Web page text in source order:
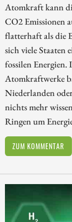
Atomkraft kann
CO2 Emissionen
flatterhaft als die
sich viele Staaten
fossilen Energien.
Atomkraftwerke
Niederlanden
nichts mehr
Ringen um
ZUM KOMMENTAR